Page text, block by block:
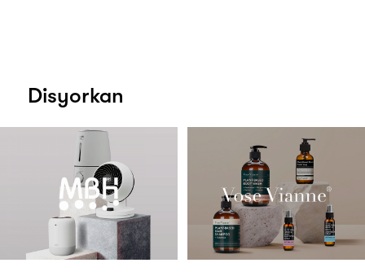
Disyorkan